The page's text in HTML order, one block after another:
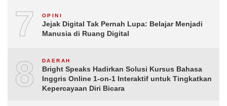
7 OPINI
Jejak Digital Tak Pernah Lupa: Belajar Menjadi
Manusia di Ruang Digital
8 DAERAH
Bright Speaks Hadirkan Solusi Kursus Bahasa
Inggris Online 1-on-1 Interaktif untuk Tingkatkan
Kepercayaan Diri Bicara